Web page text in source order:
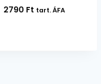
2790 Ft tart. ÁFA